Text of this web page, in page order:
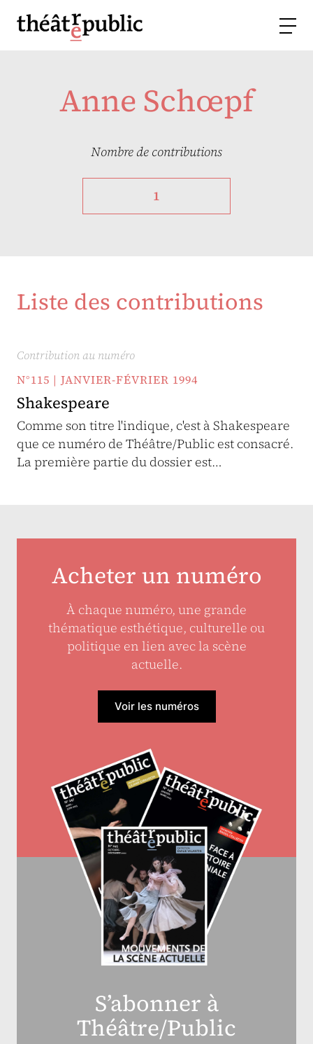
Anne Schœpf
Nombre de contributions
1
Liste des contributions
Contribution au numéro
N°115 | JANVIER-FÉVRIER 1994
Shakespeare
Comme son titre l'indique, c'est à Shakespeare
que ce numéro de Théâtre/Public est consacré.
La première partie du dossier est…
Acheter un numéro
À chaque numéro, une grande
thématique esthétique, culturelle ou
politique en lien avec la scène
actuelle.
Voir les numéros
S’abonner à
Théâtre/Public